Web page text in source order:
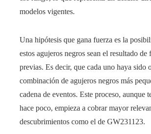
modelos vigentes.
Una hipótesis que gana fuerza es la
estos agujeros negros sean el resultado de
previas. Es decir, que cada uno haya sido
combinación de agujeros negros más
cadena de eventos. Este proceso, aunque
hace poco, empieza a cobrar mayor
descubrimientos como el de GW231123.